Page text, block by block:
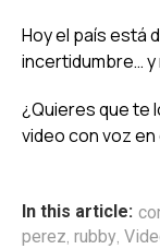
Hoy el país está
incertidumbre…
¿Quieres que te
video con voz
In this article:
perez, rubby,